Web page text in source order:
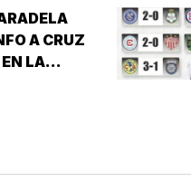
*LA NOVENA
SU CALENDARIO CON
DE 10-6 SOBRE
PERO EL TRIUNFO
A CRUZ
LA